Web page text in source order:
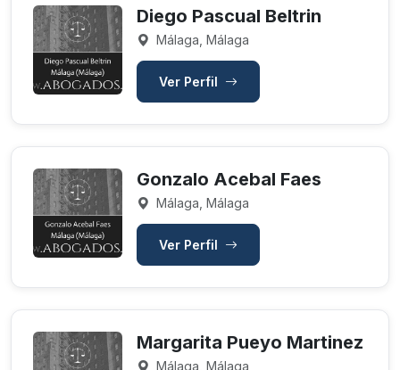
Diego Pascual Beltrin
Málaga, Málaga
Ver Perfil
Gonzalo Acebal Faes
Málaga, Málaga
Ver Perfil
Margarita Pueyo Martinez
Málaga, Málaga